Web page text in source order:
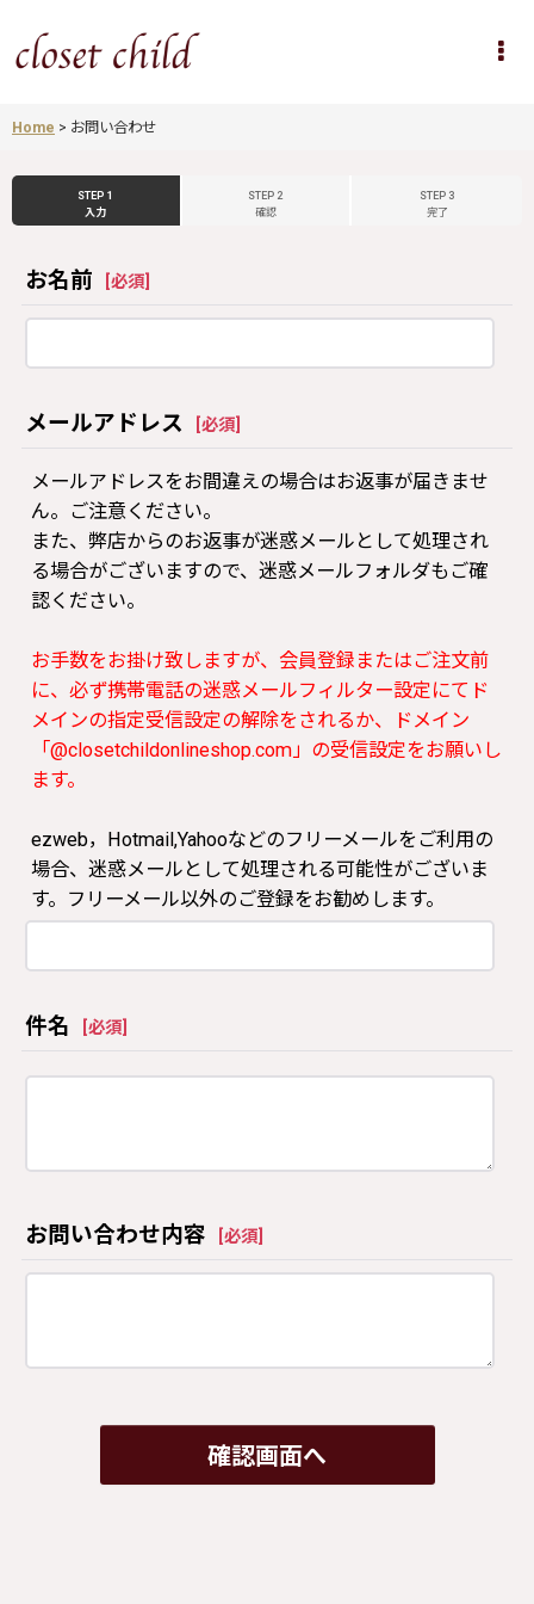
Home > お問い合わせ
STEP 1
入力
STEP 2
確認
STEP 3
完了
お名前 必須
メールアドレス 必須
メールアドレスをお間違えの場合はお返事が届きませ
ん。ご注意ください。
また、弊店からのお返事が迷惑メールとして処理され
る場合がございますので、迷惑メールフォルダもご確
認ください。
お手数をお掛け致しますが、会員登録またはご注文前
に、必ず携帯電話の迷惑メールフィルター設定にてド
メインの指定受信設定の解除をされるか、ドメイン
「@closetchildonlineshop.com」の受信設定をお願いし
ます。
ezweb，Hotmail,Yahooなどのフリーメールをご利用の
場合、迷惑メールとして処理される可能性がございま
す。フリーメール以外のご登録をお勧めします。
件名 必須
お問い合わせ内容 必須
確認画面へ